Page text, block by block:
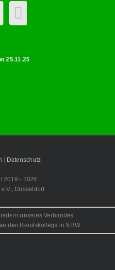
25.11.25
| Datenschutz
2019 - 2026
Düsseldorf
unseres Verbandes
an den Berufskollegs in NRW